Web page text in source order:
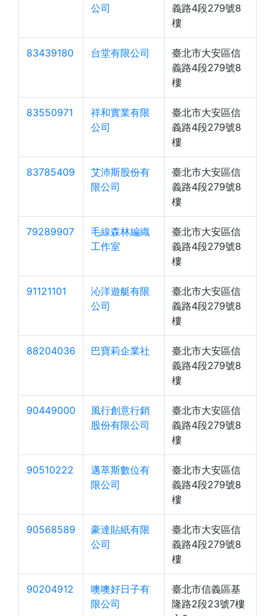
公司
義路4段279號8
樓
83439180 台堂有限公司
臺北市大安區信
義路4段279號8
樓
83550971
祥和實業有限
公司
臺北市大安區信
義路4段279號8
樓
83785409
艾沛斯股份有
限公司
臺北市大安區信
義路4段279號8
樓
79289907
毛線森林編織
工作室
臺北市大安區信
義路4段279號8
樓
91121101
沁洋遊艇有限
公司
臺北市大安區信
義路4段279號8
樓
88204036 巴寶莉企業社
臺北市大安區信
義路4段279號8
樓
90449000
風行創意行銷
股份有限公司
臺北市大安區信
義路4段279號8
樓
90510222
邁萃斯數位有
限公司
臺北市大安區信
義路4段279號8
樓
90568589
豪達貼紙有限
公司
臺北市大安區信
義路4段279號8
樓
90204912
噢噢好日子有
限公司
臺北市信義區基
隆路2段23號7樓